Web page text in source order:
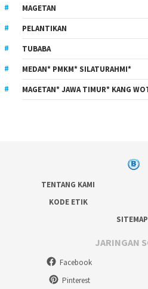
MAGETAN
PELANTIKAN
TUBABA
MEDAN* PMKM* SILATURAHMI*
MAGETAN* JAWA TIMUR* KANG
TENTANG KAMI
KODE ETIK
SITEMAP
JARINGAN
Facebook
Pinterest